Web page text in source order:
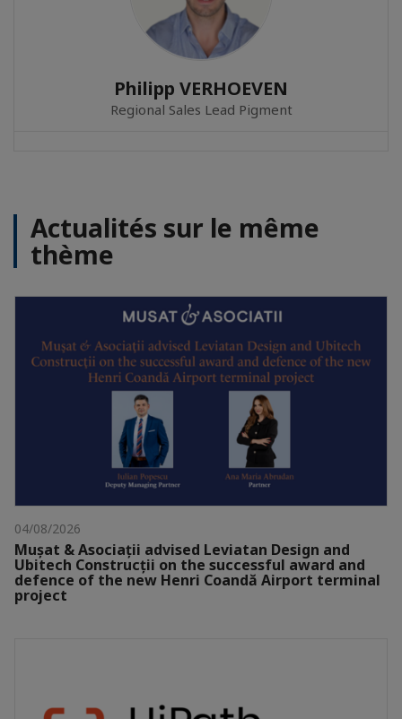
Philipp VERHOEVEN
Regional Sales Lead Pigment
Actualités sur le même
thème
04/08/2026
Mușat & Asociații advised Leviatan Design and
Ubitech Construcții on the successful award and
defence of the new Henri Coandă Airport terminal
project